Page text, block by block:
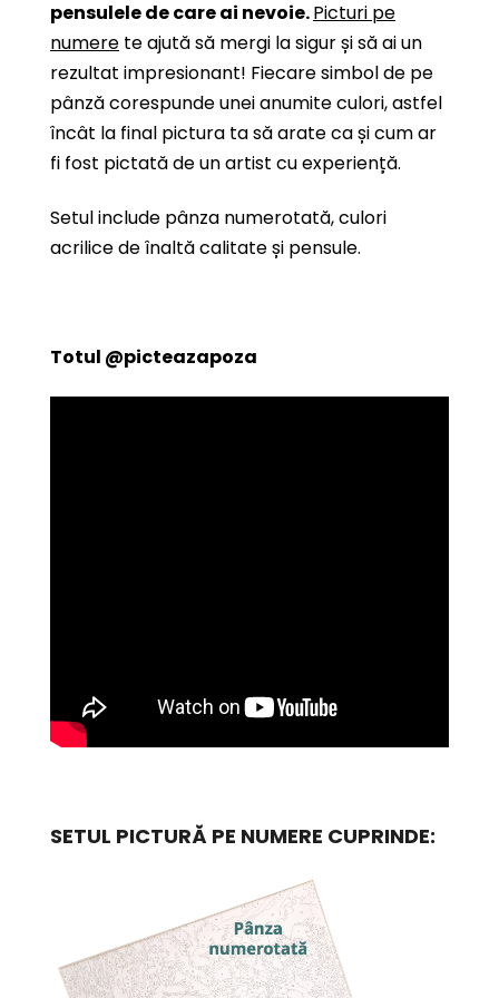
pensulele de care ai nevoie.Picturi pe
numere te ajută să mergi la sigur și să ai un
rezultat impresionant! Fiecare simbol de pe
pânză corespunde unei anumite culori, astfel
încât la final pictura ta să arate ca și cum ar
fi fost pictată de un artist cu experiență.
Setul include pânza numerotată, culori
acrilice de înaltă calitate și pensule.
Totul @picteazapoza
SETUL PICTURĂ PE NUMERE CUPRINDE: